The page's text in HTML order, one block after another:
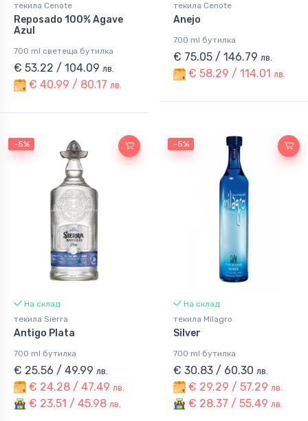
текила Cenote
Reposado 100% Agave
Azul
700 ml светеща бутилка
€ 53.22 / 104.09 лв.
€ 40.99 / 80.17 лв.
текила Cenote
Anejo
700 ml бутилка
€ 75.05 / 146.79 лв.
€ 58.29 / 114.01 лв.
-5%
На склад
текила Sierra
Antigo Plata
700 ml бутилка
€ 25.56 / 49.99 лв.
€ 24.28 / 47.49 лв.
€ 23.51 / 45.98 лв.
-5%
На склад
текила Milagro
Silver
700 ml бутилка
€ 30.83 / 60.30 лв.
€ 29.29 / 57.29 лв.
€ 28.37 / 55.49 лв.